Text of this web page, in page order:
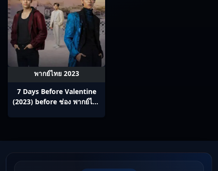
พากย์ไทย 2023
7 Days Before Valentine
(2023) before ช่อง พากย์ไทย